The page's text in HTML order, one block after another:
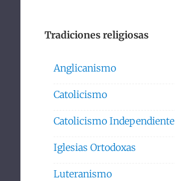
Tradiciones religiosas
Anglicanismo
Catolicismo
Catolicismo Independiente
Iglesias Ortodoxas
Luteranismo